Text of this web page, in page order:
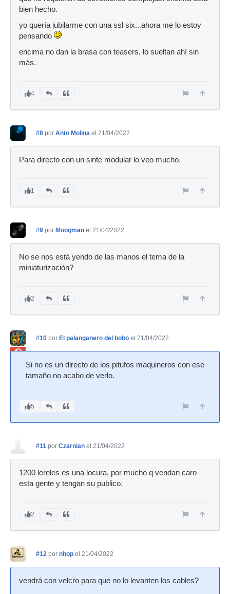
bien hecho.
yo quería jubilarme con una ssl six...ahora me lo estoy
pensando
encima no dan la brasa con teasers, lo sueltan ahí sin
más.
4
#8 por Anto Molina el 21/04/2022
Para directo con un sinte modular lo veo mucho.
1
#9 por Moogman el 21/04/2022
No se nos está yendo de las manos el tema de la
miniaturización?
2
#10 por El palanganero del bobo el 21/04/2022
Si no es un directo de los pitufos maquineros con ese
tamaño no acabo de verlo.
5
#11 por Czarnian el 21/04/2022
1200 lereles es una locura, por mucho q vendan caro
esta gente y tengan su publico.
2
#12 por nhop el 21/04/2022
vendrá con velcro para que no lo levanten los cables?